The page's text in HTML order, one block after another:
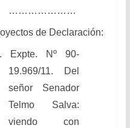
…………………
de Declaración:
Expte. Nº 90-
19.969/11. Del
señor Senador
Telmo Salva:
viendocon